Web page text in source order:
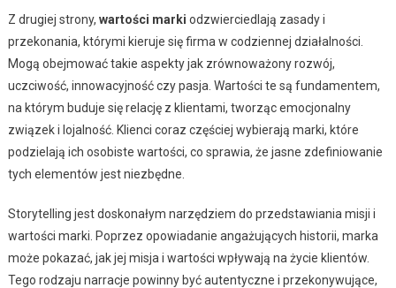
Z drugiej strony, wartości marki odzwierciedlają zasady i
przekonania, którymi kieruje się firma w codziennej działalności.
Mogą obejmować takie aspekty jak zrównoważony rozwój,
uczciwość, innowacyjność czy pasja. Wartości te są fundamentem,
na którym buduje się relację z klientami, tworząc emocjonalny
związek i lojalność. Klienci coraz częściej wybierają marki, które
podzielają ich osobiste wartości, co sprawia, że jasne zdefiniowanie
tych elementów jest niezbędne.
Storytelling jest doskonałym narzędziem do przedstawiania misji i
wartości marki. Poprzez opowiadanie angażujących historii, marka
może pokazać, jak jej misja i wartości wpływają na życie klientów.
Tego rodzaju narracje powinny być autentyczne i przekonywujące,